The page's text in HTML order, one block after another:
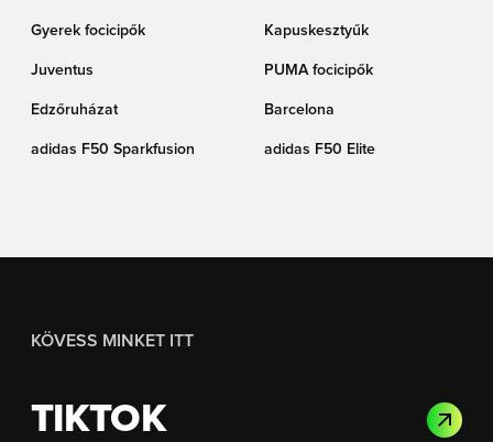
Gyerek focicipők Kapuskesztyűk
Juventus PUMA focicipők
Edzőruházat Barcelona
adidas F50 Sparkfusion adidas F50 Elite
KÖVESS MINKET ITT
TIKTOK